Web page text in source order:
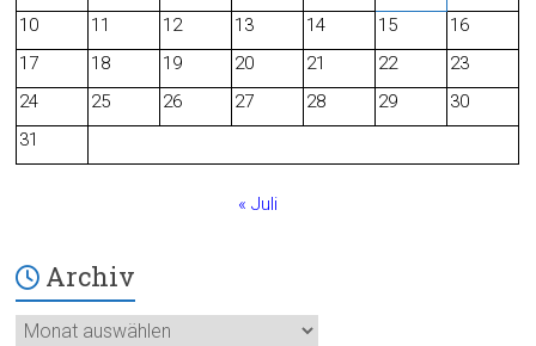
o
10
11 12 13 14 15
16
17
18 19 20 21 22
23
24
25 26 27 28 29
30
31
« Juli
Archiv
Archiv